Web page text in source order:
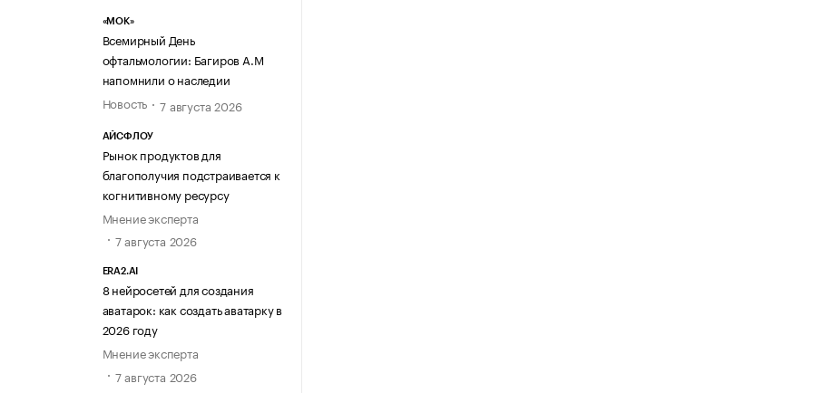
«МОК»
Всемирный День
офтальмологии: Багиров А.М
напомнили о наследии
Новость
7 августа 2026
АЙСФЛОУ
Рынок продуктов для
благополучия подстраивается к
когнитивному ресурсу
Мнение эксперта
7 августа 2026
ERA2.AI
8 нейросетей для создания
аватарок: как создать аватарку в
2026 году
Мнение эксперта
7 августа 2026